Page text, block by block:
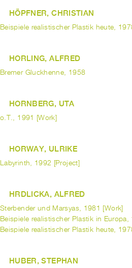
HÖPFNER, CHRISTIAN
Beispiele realistischer Plastik heute,
HORLING, ALFRED
Bremer Gluckhenne, 1958
HORNBERG, UTA
o.T., 1991 [Work]
HORWAY, ULRIKE
Labyrinth, 1992 [Project]
HRDLICKA, ALFRED
Sterbender und Marsyas, 1981 [Work]
Beispiele realistischer Plastik in Europa,
Beispiele realistischer Plastik heute,
HUBER, STEPHAN